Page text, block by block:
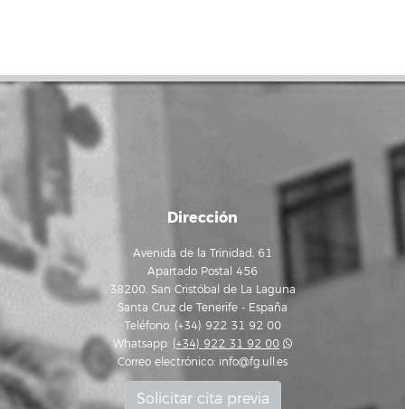
Dirección
Avenida de la Trinidad, 61
Apartado Postal 456
38200, San Cristóbal de La Laguna
Santa Cruz de Tenerife - España
Teléfono: (+34) 922 31 92 00
Whatsapp: (+34) 922 31 92 00
Correo electrónico: info@fg.ull.es
Solicitar cita previa